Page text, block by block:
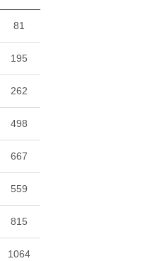
81
195
262
498
667
559
815
1064